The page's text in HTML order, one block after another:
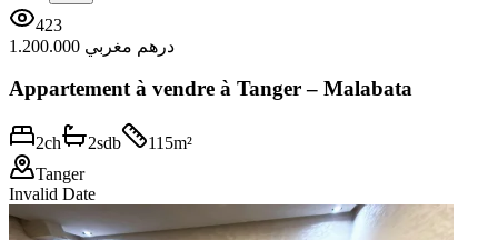
423
1.200.000 درهم مغربي
Appartement à vendre à Tanger – Malabata
2ch 2sdb 115m²
Tanger
Invalid Date